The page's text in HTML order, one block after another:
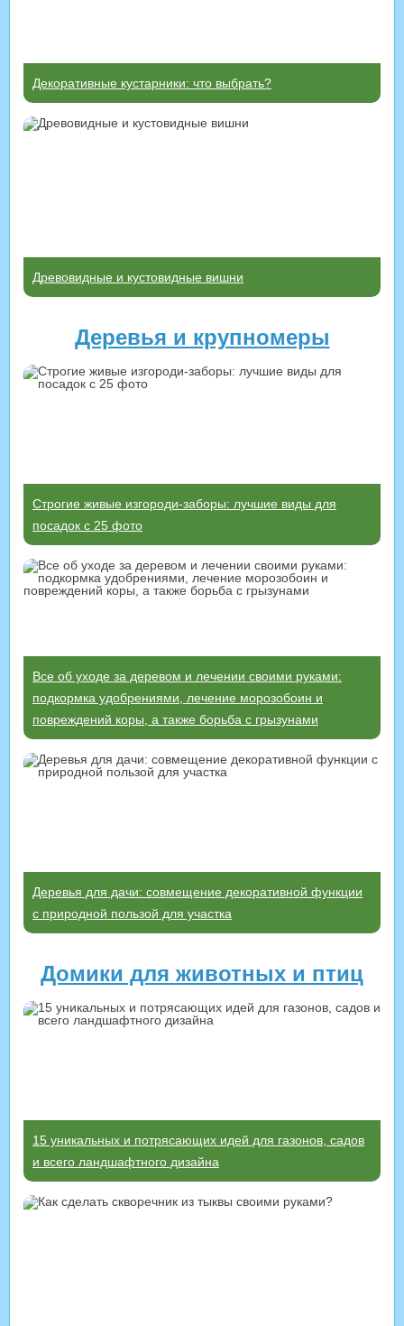
Декоративные кустарники: что выбрать?
Древовидные и кустовидные вишни
Деревья и крупномеры
Строгие живые изгороди-заборы: лучшие виды для
посадок с 25 фото
Все об уходе за деревом и лечении своими руками:
подкормка удобрениями, лечение морозобоин и
повреждений коры, а также борьба с грызунами
Деревья для дачи: совмещение декоративной функции
с природной пользой для участка
Домики для животных и птиц
15 уникальных и потрясающих идей для газонов, садов
и всего ландшафтного дизайна